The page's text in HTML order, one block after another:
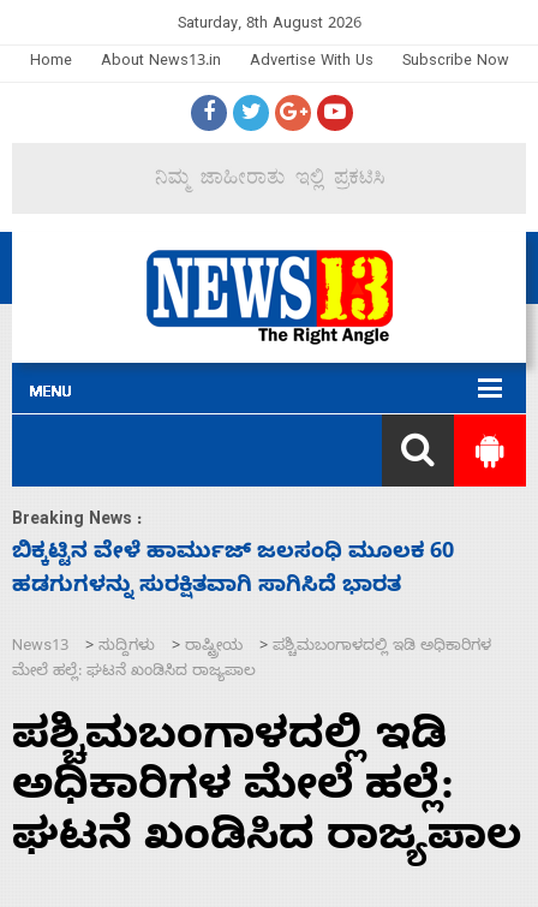
Saturday, 8th August 2026
Home
About News13.in Advertise With Us Subscribe Now
Breaking News :
ನಾಗೇಂದ್ರ ರಾಜೀನಾಮೆ ಕೊಡದಿದ್ದರೆ ಸದನ ನಡೆಸಲು
ಬಿಡೆವು: ಛಲವಾದಿ ನಾರಾಯಣಸ್ವಾಮಿ
News13 > ಸುದ್ದಿಗಳು > ರಾಷ್ಟ್ರೀಯ > ಪಶ್ಚಿಮಬಂಗಾಳದಲ್ಲಿ ಇಡಿ ಅಧಿಕಾರಿಗಳ
ಮೇಲೆ ಹಲ್ಲೆ: ಘಟನೆ ಖಂಡಿಸಿದ ರಾಜ್ಯಪಾಲ
ಪಶ್ಚಿಮಬಂಗಾಳದಲ್ಲಿ ಇಡಿ
ಅಧಿಕಾರಿಗಳ ಮೇಲೆ ಹಲ್ಲೆ:
ಘಟನೆ ಖಂಡಿಸಿದ ರಾಜ್ಯಪಾಲ